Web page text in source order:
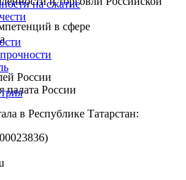
на сжатие
в Республике Татарстан: